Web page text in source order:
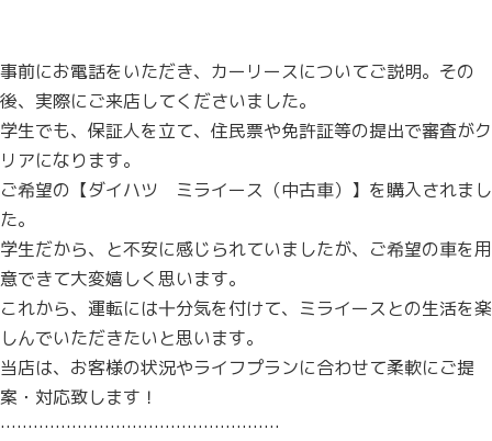
事前にお電話をいただき、カーリースについてご説明。その
後、実際にご来店してくださいました。
学生でも、保証人を立て、住民票や免許証等の提出で審査がク
リアになります。
ご希望の【ダイハツ ミライース（中古車）】を購入されまし
た。
学生だから、と不安に感じられていましたが、ご希望の車を用
意できて大変嬉しく思います。
これから、運転には十分気を付けて、ミライースとの生活を楽
しんでいただきたいと思います。
当店は、お客様の状況やライフプランに合わせて柔軟にご提
案・対応致します！
……………………………………………